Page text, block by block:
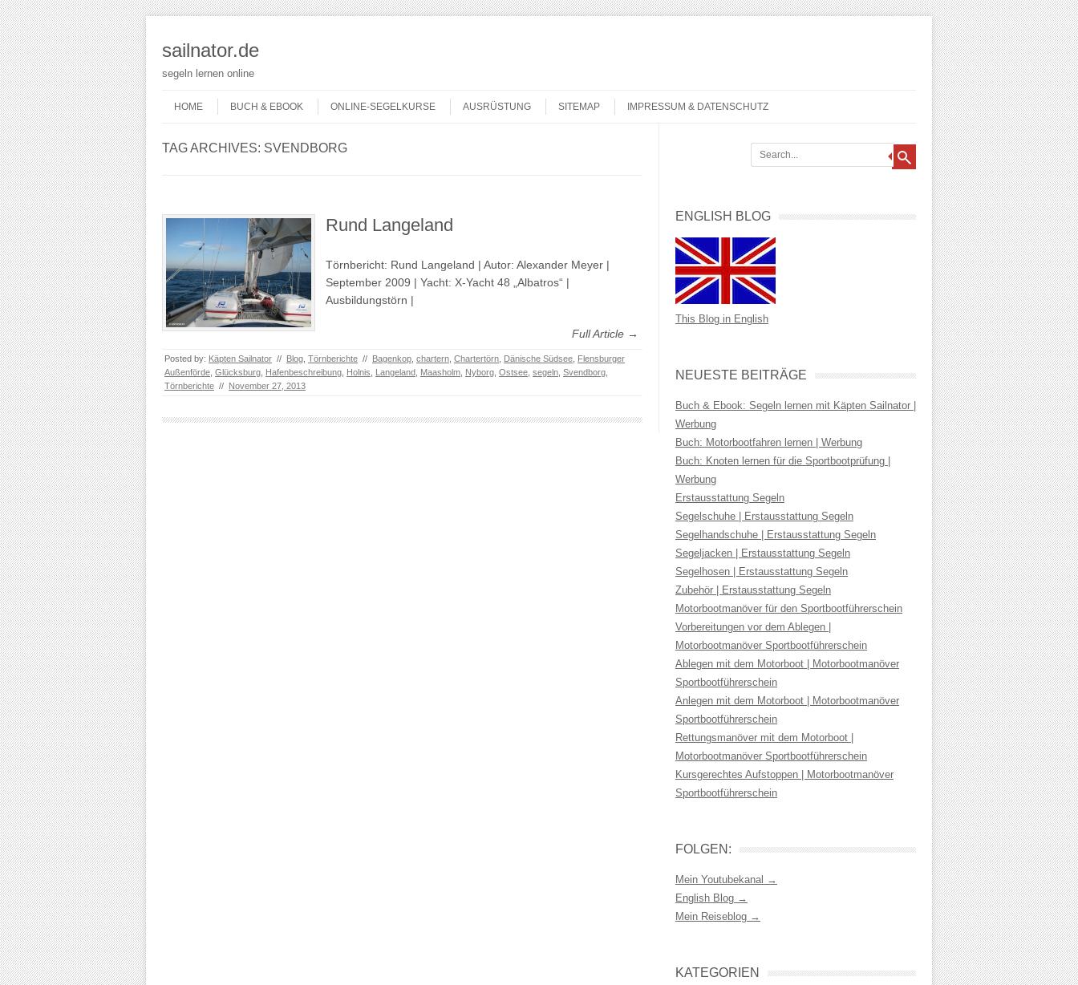
sailnator.de
segeln lernen online
Menu
HOME
BUCH & EBOOK ONLINE-SEGELKURSE AUSRÜSTUNG SITEMAP IMPRESSUM & DATENSCHUTZ
TAG ARCHIVES: SVENDBORG
Rund Langeland
Törnbericht: Rund Langeland | Autor: Alexander Meyer |
September 2009 | Yacht: X-Yacht 48 „Albatros“ |
Ausbildungstörn |
Full Article →
Posted by: Käpten Sailnator // Blog Törnberichte // Bagenkop chartern Chartertörn Dänische Südsee Flensburger
Außenförde Glücksburg Hafenbeschreibung Holnis Langeland Maasholm Nyborg Ostsee segeln Svendborg
Törnberichte // November 27, 2013
ENGLISH BLOG
This Blog in English
NEUESTE BEITRÄGE
Buch & Ebook: Segeln lernen mit Käpten Sailnator |
Werbung
Buch: Motorbootfahren lernen | Werbung
Buch: Knoten lernen für die Sportbootprüfung |
Werbung
Erstausstattung Segeln
Segelschuhe | Erstausstattung Segeln
Segelhandschuhe | Erstausstattung Segeln
Segeljacken | Erstausstattung Segeln
Segelhosen | Erstausstattung Segeln
Zubehör | Erstausstattung Segeln
Motorbootmanöver für den Sportbootführerschein
Vorbereitungen vor dem Ablegen |
Motorbootmanöver Sportbootführerschein
Ablegen mit dem Motorboot | Motorbootmanöver
Sportbootführerschein
Anlegen mit dem Motorboot | Motorbootmanöver
Sportbootführerschein
Rettungsmanöver mit dem Motorboot |
Motorbootmanöver Sportbootführerschein
Kursgerechtes Aufstoppen | Motorbootmanöver
Sportbootführerschein
FOLGEN:
Mein Youtubekanal →
English Blog →
Mein Reiseblog →
KATEGORIEN